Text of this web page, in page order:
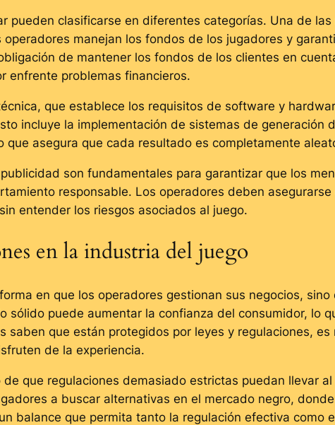
pueden clasificarse en diferentes categorías. Una de
manejan los fondos de los jugadores y
de mantener los fondos de los clientes en
enfrente problemas financieros.
que establece los requisitos de software y
incluye la implementación de sistemas de generación
que asegura que cada resultado es completamente
son fundamentales para garantizar que los
responsable. Los operadores deben
entender los riesgos asociados al juego.
en la industria del juego
en que los operadores gestionan sus negocios,
sólido puede aumentar la confianza del consumidor, lo
saben que están protegidos por leyes y regulaciones,
de la experiencia.
que regulaciones demasiado estrictas puedan llevar
a buscar alternativas en el mercado negro,
balance que permita tanto la regulación efectiva como